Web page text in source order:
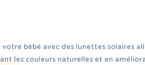
votre bébé avec des lunettes
les couleurs naturelles et en